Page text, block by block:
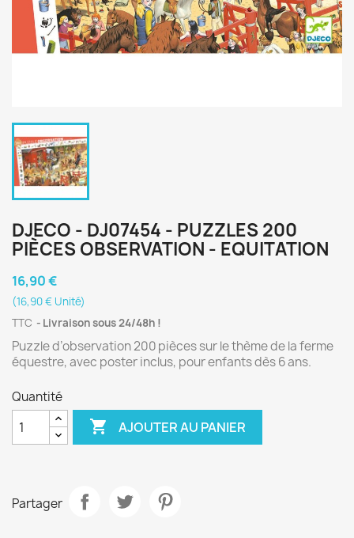
DJECO - DJ07454 - PUZZLES 200
PIÈCES OBSERVATION - EQUITATION
16,90 €
(16,90 € Unité)
TTC
Livraison sous 24/48h !
Puzzle d’observation 200 pièces sur le thème de la ferme
équestre, avec poster inclus, pour enfants dès 6 ans.
Quantité
 AJOUTER AU PANIER
Partager